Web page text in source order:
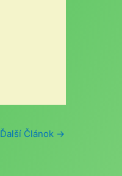
Ďalší Článok →